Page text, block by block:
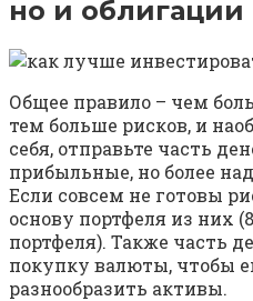
но и облигации
Общее правило – чем
тем больше рисков, и
себя, отправьте часть
прибыльные, но более
Если совсем не готовы
основу портфеля из них
портфеля). Также часть
покупку валюты, чтобы
разнообразить активы.